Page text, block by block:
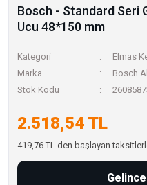
Bosch - Standard Seri
Ucu 48*150 mm
Kategori
Elmas
Marka
Bosch
Stok Kodu
2.518,54 TL
419,76 TL den başlayan